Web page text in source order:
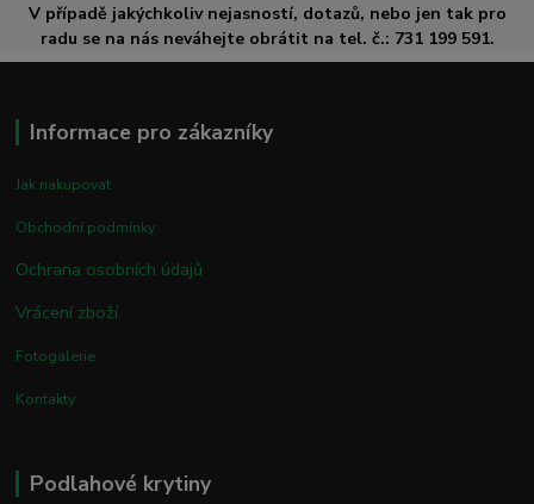
V případě jakýchkoliv nejasností, dotazů, nebo jen tak pro
radu se na nás neváhejte obrátit na tel. č.: 731 199 591.
Informace pro zákazníky
Jak nakupovat
Obchodní podmínky
Ochrana osobních údajů
Vrácení zboží
Fotogalerie
Kontakty
Podlahové krytiny